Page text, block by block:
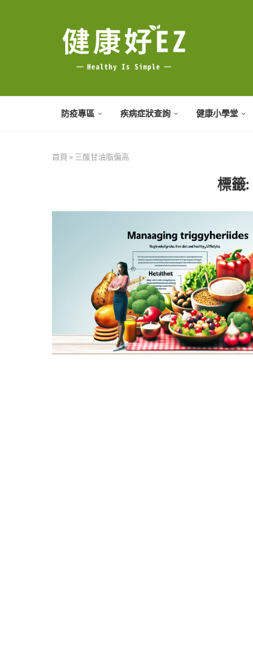
防疫專區 疾病症狀查詢 健康小學堂
首頁 » 三酸甘油脂偏高
標籤: